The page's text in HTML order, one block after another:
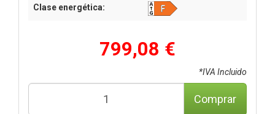
Clase energética:
799,08 €
*IVA Incluido
Comprar